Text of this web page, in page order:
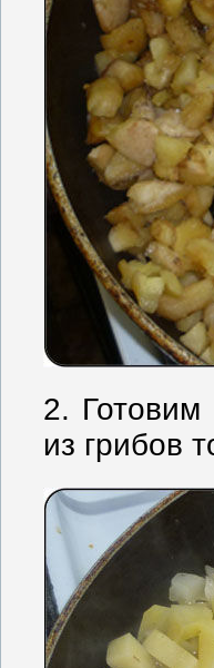
2.
из грибов